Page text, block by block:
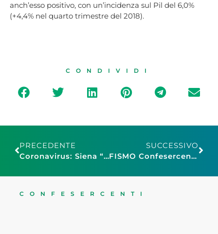
anch’esso positivo, con un’incidenza sul Pil del 6,0%
(+4,4% nel quarto trimestre del 2018).
CONDIVIDI
PRECEDENTE
Coronavirus: Siena “Buoni spesa spendibili ovunque”. Confesercenti scrive ai sindaci per sottolinearlo
SUCCESSIVO
FISMO Confesercenti: settore moda in ginocchio, servono interventi urgenti e mirati
CONFESERCENTI